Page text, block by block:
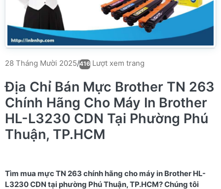
28 Tháng Mười 2025/416 Lượt xem trang
Địa Chỉ Bán Mực Brother TN 263
Chính Hãng Cho Máy In Brother
HL-L3230 CDN Tại Phường Phú
Thuận, TP.HCM
Tìm mua mực TN 263 chính hãng cho máy in Brother HL-
L3230 CDN tại phường Phú Thuận, TP.HCM? Chúng tôi